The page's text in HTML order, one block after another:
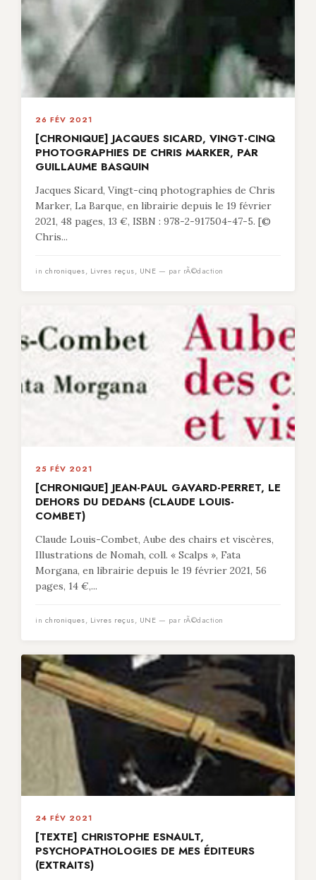
26 FÉV 2021
[CHRONIQUE] JACQUES SICARD, VINGT-CINQ
PHOTOGRAPHIES DE CHRIS MARKER, PAR
GUILLAUME BASQUIN
Jacques Sicard, Vingt-cinq photographies de Chris
Marker, La Barque, en librairie depuis le 19 février
2021, 48 pages, 13 €, ISBN : 978-2-917504-47-5. [©
Chris...
in chroniques, Livres reçus, UNE — par rÃ©daction
25 FÉV 2021
[CHRONIQUE] JEAN-PAUL GAVARD-PERRET, LE
DEHORS DU DEDANS (CLAUDE LOUIS-
COMBET)
Claude Louis-Combet, Aube des chairs et viscères,
Illustrations de Nomah, coll. « Scalps », Fata
Morgana, en librairie depuis le 19 février 2021, 56
pages, 14 €,...
in chroniques, Livres reçus, UNE — par rÃ©daction
24 FÉV 2021
[TEXTE] CHRISTOPHE ESNAULT,
PSYCHOPATHOLOGIES DE MES ÉDITEURS
(EXTRAITS)